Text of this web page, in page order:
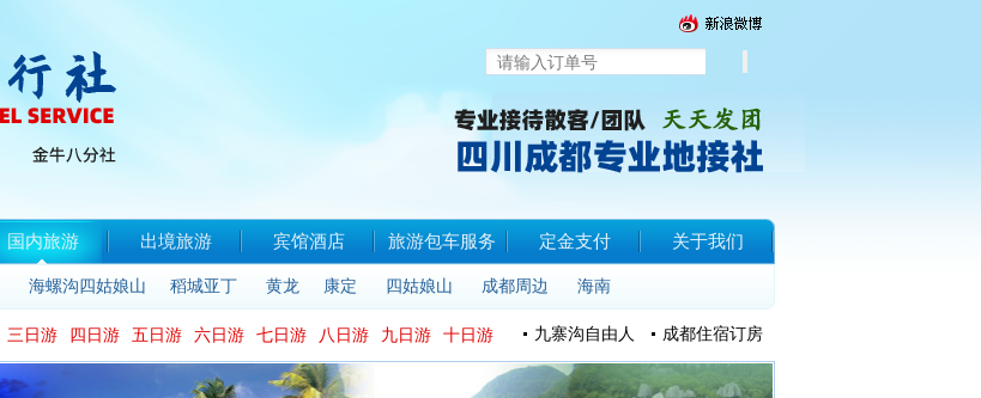
国内旅游 出境旅游 宾馆酒店 旅游包车服务 定金支付 关于我们
海螺沟四姑娘山 稻城亚丁 黄龙 康定 四姑娘山 成都周边 海南
三日游 四日游 五日游 六日游 七日游 八日游 九日游 十日游 九寨沟自由人 成都住宿订房